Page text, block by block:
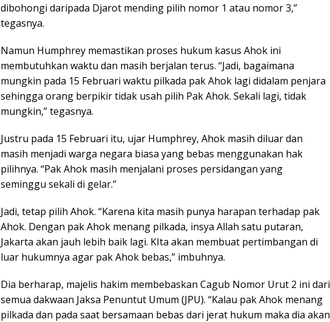
dibohongi daripada Djarot mending pilih nomor 1 atau nomor 3,”
tegasnya.
Namun Humphrey memastikan proses hukum kasus Ahok ini
membutuhkan waktu dan masih berjalan terus. “Jadi, bagaimana
mungkin pada 15 Februari waktu pilkada pak Ahok lagi didalam penjara
sehingga orang berpikir tidak usah pilih Pak Ahok. Sekali lagi, tidak
mungkin,” tegasnya.
Justru pada 15 Februari itu, ujar Humphrey, Ahok masih diluar dan
masih menjadi warga negara biasa yang bebas menggunakan hak
pilihnya. “Pak Ahok masih menjalani proses persidangan yang
seminggu sekali di gelar.”
Jadi, tetap pilih Ahok. “Karena kita masih punya harapan terhadap pak
Ahok. Dengan pak Ahok menang pilkada, insya Allah satu putaran,
Jakarta akan jauh lebih baik lagi. KIta akan membuat pertimbangan di
luar hukumnya agar pak Ahok bebas,” imbuhnya.
Dia berharap, majelis hakim membebaskan Cagub Nomor Urut 2 ini dari
semua dakwaan Jaksa Penuntut Umum (JPU). “Kalau pak Ahok menang
pilkada dan pada saat bersamaan bebas dari jerat hukum maka dia akan